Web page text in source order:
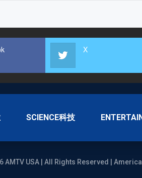
X
SCIENCE科技
AMTV USA | All Rights Reserved |